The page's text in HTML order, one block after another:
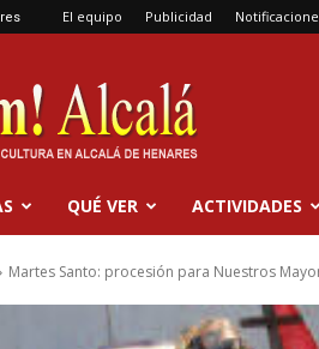
El equipo Publicidad
QUÉ VER ACTIVIDADES
Martes Santo: procesión para Nuestros